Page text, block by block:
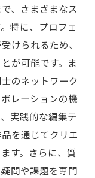
ビュー
訓
体験談
編集のコツ
長の記録
アプローチ
県みよし市で
築の重要性
、さまざまなス
特に、プロフェ
けられるため、
が可能です。ま
のネットワーク
レーションの機
実践的な編集テ
を通じてクリエ
す。さらに、質
問や課題を専門